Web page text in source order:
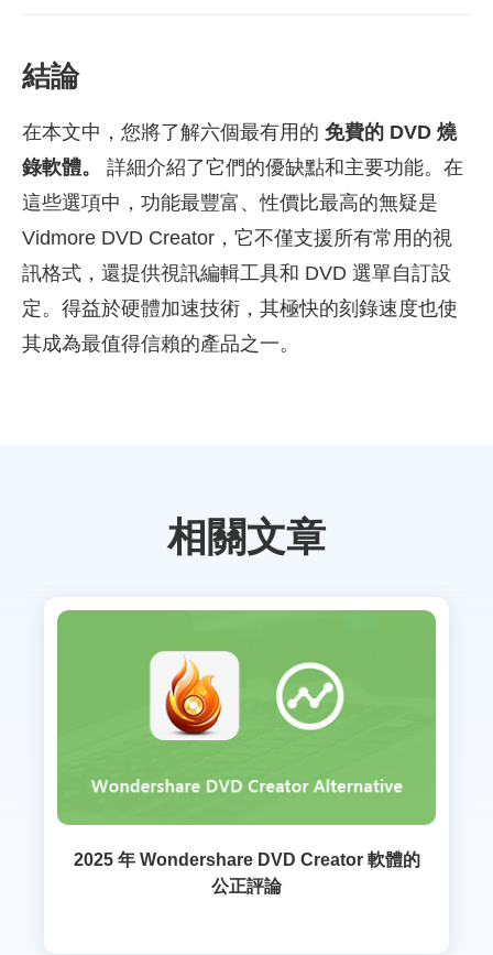
結論
在本文中，您將了解六個最有用的 免費的 DVD 燒
錄軟體。
詳細介紹了它們的優缺點和主要功能。在
這些選項中，功能最豐富、性價比最高的無疑是
Vidmore DVD Creator，它不僅支援所有常用的視
訊格式，還提供視訊編輯工具和 DVD 選單自訂設
定。得益於硬體加速技術，其極快的刻錄速度也使
其成為最值得信賴的產品之一。
相關文章
2025 年 Wondershare DVD Creator 軟體的
公正評論